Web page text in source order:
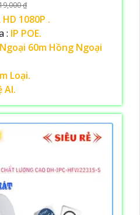
₫
HD 1080P .
: IP POE.
60m Hồng Ngoại
Loại.
AI.